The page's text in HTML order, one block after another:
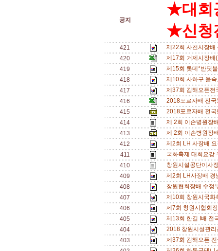
공지
★대회
★신청
421
제22회 사천시장
420
제17회 거제시장
419
제15회 롯데*반딧
418
제10회 사하구 을
417
제37회 김해오픈
416
2018포르자배 전
415
2018포르자배 전
414
제 2회 이손병원장
413
제 2회 이손병원장
412
제2회 LH 사장배
411
국화축제 대회요
410
창원시설공단이사
409
제2회 LH사장배
408
창원협회장배 수
407
제10회 창원시국
406
제7회 창원시협회
405
제13회 한길 I배 전
404
2018 창원시설관
403
제37회 김해오픈